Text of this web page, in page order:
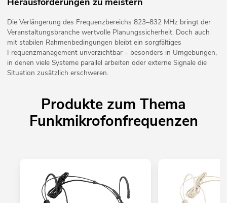
Die Verlängerung des Frequenzbereichs 823–832 MHz bringt der
Veranstaltungsbranche wertvolle Planungssicherheit. Doch auch
mit stabilen Rahmenbedingungen bleibt ein sorgfältiges
Frequenzmanagement unverzichtbar – besonders in Umgebungen,
in denen viele Systeme parallel arbeiten oder externe Signale die
Situation zusätzlich erschweren.
Produkte zum Thema
Funkmikrofonfrequenzen